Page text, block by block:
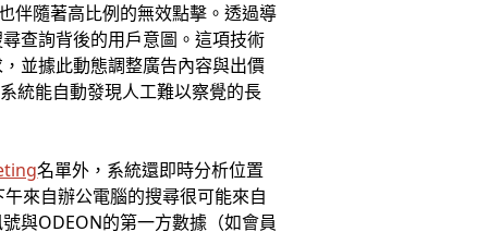
伴隨著高比例的無效點擊。透過導
查詢背後的用戶意圖。這項技術
並據此動態調整廣告內容與出價
統能自動發現人工難以察覺的長
名單外，系統還即時分析位置
來自辦公電腦的搜尋很可能來自
與ODEON的第一方數據（如會員